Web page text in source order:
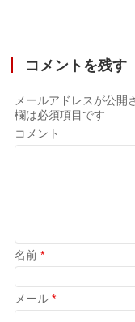
コメントを残す
メールアドレスが公開
欄は必須項目です
コメント
名前*
メール*